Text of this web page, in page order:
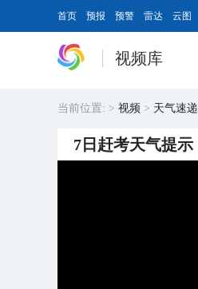
首页 预报 预警 雷达 云图
视频库
当前位置: > 视频 > 天气速递
7日赶考天气提示